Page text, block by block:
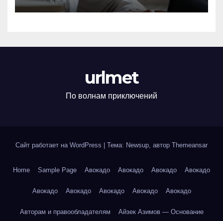
urlmet
По волнам приключений
Сайт работает на WordPress Тема: Newsup, автор Themeansar
Home Sample Page Авокадо Авокадо Авокадо Авокадо
Авокадо Авокадо Авокадо Авокадо Авокадо
Авторам и правообладателям Айзек Азимов — Основание